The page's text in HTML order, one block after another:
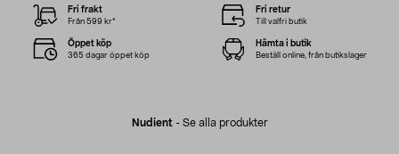
Nudient - Se alla produkter
Fri frakt
Från 599 kr*
Fri retur
Till valfri butik
Öppet köp
365 dagar öppet köp
Hämta i butik
Beställ online, från butikslager